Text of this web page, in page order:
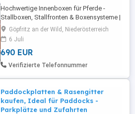
Hochwertige Innenboxen für Pferde -
Stallboxen, Stallfronten & Boxensysteme |
Pferdeboxen direkt vom Hersteller.
Hochwertige Innenboxen für Pferde direkt
aus eigener Produktion - die ideale
Lösung für moderne Reitställe,
Pferdebetriebe, Zuchtanlagen sowie
den ...
Göpfritz an der Wild, Niederösterreich
6 Juli
690 EUR
Verifizierte Telefonnummer
Paddockplatten & Rasengitter
kaufen, Ideal für Paddocks -
Parkplätze und Zufahrten